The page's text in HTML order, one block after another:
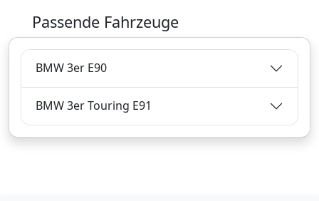
29,96€
inklusive Mehrwertsteuer
Versandkostenfrei
Passende Fahrzeuge
BMW 3er E90
BMW 3er Touring E91